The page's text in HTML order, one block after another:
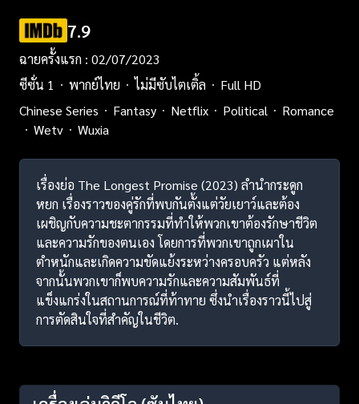
7.9
ฉายครั้งแรก : 02/07/2023
ซีซั่น 1
พากย์ไทย ไม่มีซับไตเติ้ล
Full HD
Chinese Series
Fantasy Netflix Political
Romance
Wetv
Wuxia
เรื่องย่อ The Longest Promise (2023) ลำนำกระดูก
หยก เรื่องราวของคู่รักที่พบกันตั้งแต่วัยเยาว์และต้อง
เผชิญกับความชะตากรรมที่ทำให้พวกเขาต้องรักษาชีวิต
และความรักของตนเอง โดยการที่พวกเขาถูกเผาใน
ตำหนักและเกิดความขัดแย้งระหว่างครอบครัว แต่หลัง
จากนั้นพวกเขาก็พบความรักและความสัมพันธ์ที่
แข็งแกร่งในสถานการณ์ที่ท้าทาย ซึ่งนำเรื่องราวนี้ไปสู่
การตัดสินใจที่สำคัญในชีวิต.